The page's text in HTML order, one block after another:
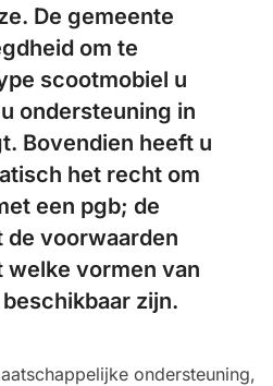
De gemeente
om te
scootmobiel u
ondersteuning in
Bovendien heeft u
het recht om
een pgb; de
voorwaarden
welke vormen van
zijn.
ondersteuning,